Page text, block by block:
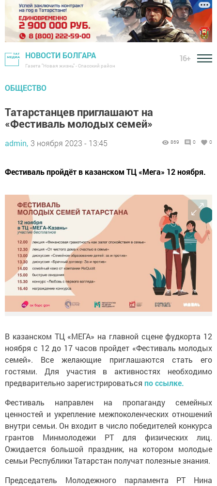
НОВОСТИ БОЛГАРА
Газета "Новая жизнь" - Спасский район
16+
ОБЩЕСТВО
Татарстанцев приглашают на
«Фестиваль молодых семей»
admin, 3 ноября 2023 - 13:45 869 0 0
Фестиваль пройдёт в казанском ТЦ «Мега» 12 ноября.
В казанском ТЦ «МЕГА» на главной сцене фудкорта 12
ноября с 12 до 17 часов пройдет «Фестиваль молодых
семей». Все желающие приглашаются стать его
гостями. Для участия в активностях необходимо
предварительно зарегистрироваться по ссылке.
Фестиваль направлен на пропаганду семейных
ценностей и укрепление межпоколенческих отношений
внутри семьи. Он входит в число победителей конкурса
грантов Минмолодежи РТ для физических лиц.
Ожидается большой праздник, на котором молодые
семьи Республики Татарстан получат полезные знания.
Председатель Молодежного парламента РТ Нина